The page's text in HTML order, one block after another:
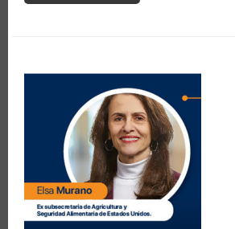
#4:
Y
LAS
REGULACIONES
SANITARIAS
EN
EL
POS
COVID-
19”.
EXPOSICIÓN
DE
CASSIO
LUISELLI,
EXASESOR